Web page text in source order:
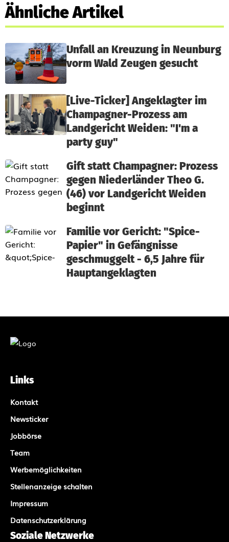
Ähnliche Artikel
Unfall an Kreuzung in Neunburg
vorm Wald Zeugen gesucht
[Live-Ticker] Angeklagter im
Champagner-Prozess am
Landgericht Weiden: "I'm a
party guy"
Gift statt Champagner: Prozess
gegen Niederländer Theo G.
(46) vor Landgericht Weiden
beginnt
Familie vor Gericht: "Spice-
Papier" in Gefängnisse
geschmuggelt - 6,5 Jahre für
Hauptangeklagten
Links
Kontakt
Newsticker
Jobbörse
Team
Werbemöglichkeiten
Stellenanzeige schalten
Impressum
Datenschutzerklärung
Soziale Netzwerke